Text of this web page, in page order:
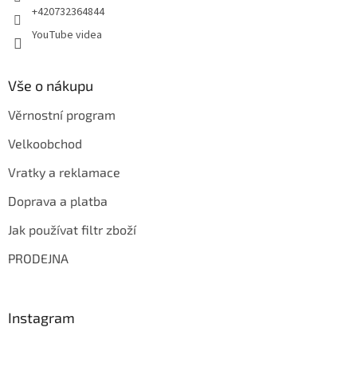
+420732364844
YouTube videa
Vše o nákupu
Věrnostní program
Velkoobchod
Vratky a reklamace
Doprava a platba
Jak používat filtr zboží
PRODEJNA
Instagram